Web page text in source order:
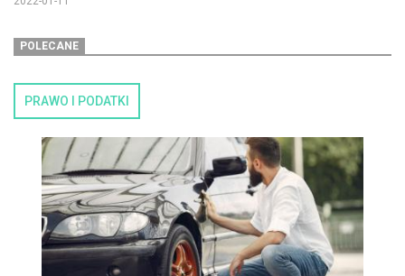
POLECANE
PRAWO I PODATKI